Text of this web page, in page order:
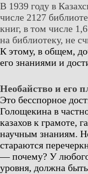
В 1939 году в
числе 2127
книг, в том числе
на библиотеку, не
К этому, в общем,
его знаниями и
Необайство и его
Это бесспорное
Голощекина в
казахов к грамоте,
научным знаниям.
стараются
— почему? У любого
уровня, должна